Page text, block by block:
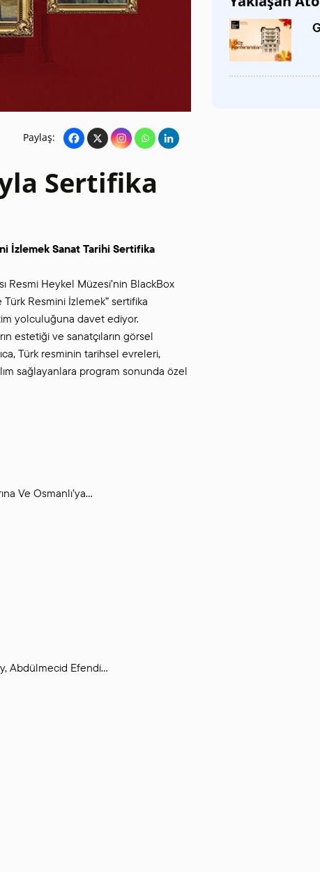
SANAT GALERILERI
KÜLTÜREL MIRASA
Paylaş:
Sertifika
İzlemek Sanat Tarihi Sertifika
Resmi Heykel Müzesi’nin BlackBox
Resmini İzlemek” sertifika
yolculuğuna davet ediyor.
estetiği ve sanatçıların görsel
Türk resminin tarihsel evreleri,
sağlayanlara program sonunda özel
Ve Osmanlı’ya…
Abdülmecid Efendi…